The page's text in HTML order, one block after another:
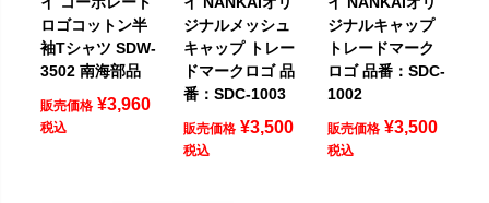
ロゴコットン半
袖Tシャツ SDW-
3502 南海部品
販売価格 ¥3,960
税込
ジナルメッシュ
キャップ トレー
ドマークロゴ 品
番：SDC-1003
販売価格 ¥3,500
税込
ジナルキャップ
トレードマーク
ロゴ 品番：SDC-
1002
販売価格 ¥3,500
税込